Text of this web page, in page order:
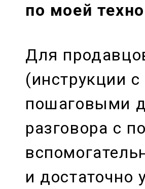
по моей
Для
(инструкции
пошаговыми
разговора с
и достаточно